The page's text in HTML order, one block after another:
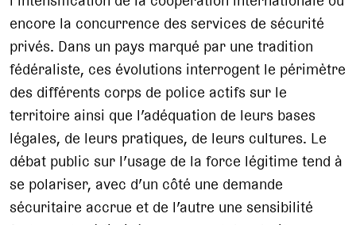
encore la concurrence des services de sécurité
privés. Dans un pays marqué par une tradition
fédéraliste, ces évolutions interrogent le périmètre
des différents corps de police actifs sur le
territoire ainsi que l’adéquation de leurs bases
légales, de leurs pratiques, de leurs cultures. Le
débat public sur l’usage de la force légitime tend à
se polariser, avec d’un côté une demande
sécuritaire accrue et de l’autre une sensibilité